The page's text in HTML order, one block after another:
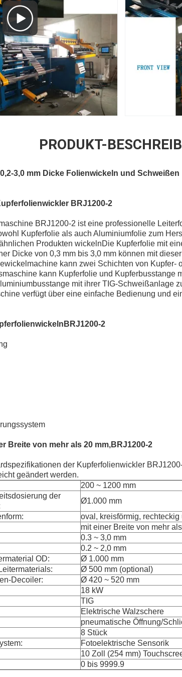
PRODUKT-
3,0 mm Dicke Folienwickeln und Schweißen
BRJ1200-2
BRJ1200-2 ist eine professionelle
Kupferfolie als auch Aluminiumfolie zum
Produkten wickelnDie Kupferfolie mit
Dicke von 0,3 mm bis 3,0 mm können mit
kann zwei Schichten von Kupfer-
kann Kupferfolie und Kupferbusstange
mit ihrer TIG-Schweißanlage
verfügt über eine einfache Bedienung und
BRJ1200-2
Breite von mehr als 20 mm,BRJ1200-2
der Kupferfolienwickler
geändert werden.
200 ~ 1200 mm
der
Ø1.000 mm
oval, kreisförmig, rechteckig
mit einer Breite von mehr
0.3 ~ 3,0 mm
0.2 ~ 2,0 mm
OD:
Ø 1.000 mm
Ø 500 mm (optional)
Decoiler:
Ø 420 ~ 520 mm
18 kW
TIG
Elektrische Walzschere
pneumatische Öffnung/
8 Stück
Fotoelektrische Sensorik
10 Zoll (254 mm)
0 bis 9999.9